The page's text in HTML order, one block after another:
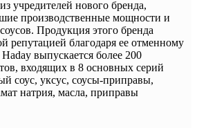
учредителей нового бренда,
производственные мощности и
Продукция этого бренда
репутацией благодаря ее отменному
выпускается более 200
входящих в 8 основных серий
соус, уксус, соусы-приправы,
натрия, масла, приправы